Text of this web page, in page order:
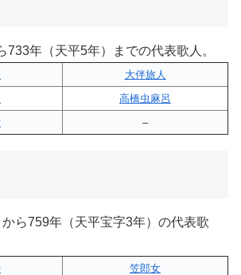
733年（天平5年）までの代表歌人。
大伴旅人
高橋虫麻呂
–
ら759年（天平宝字3年）の代表歌
笠郎女